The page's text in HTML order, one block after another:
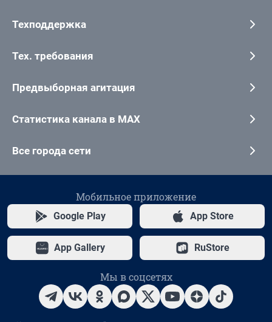
Техподдержка
Тех. требования
Предвыборная агитация
Статистика канала в MAX
Все города сети
Мобильное приложение
Google Play App Store
App Gallery RuStore
Мы в соцсетях